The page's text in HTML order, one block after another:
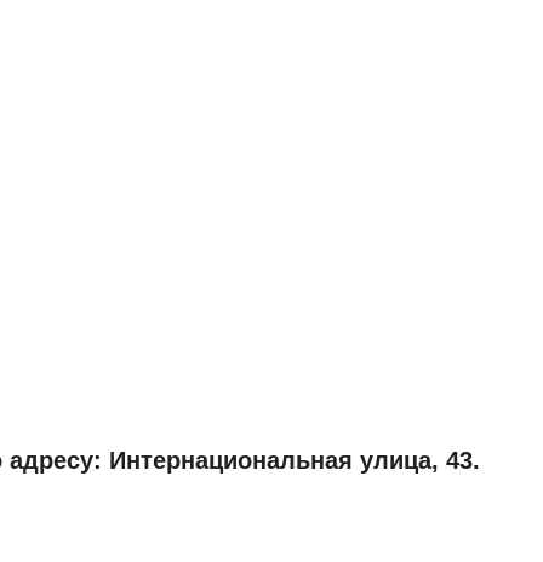
Интернациональная улица, 43.